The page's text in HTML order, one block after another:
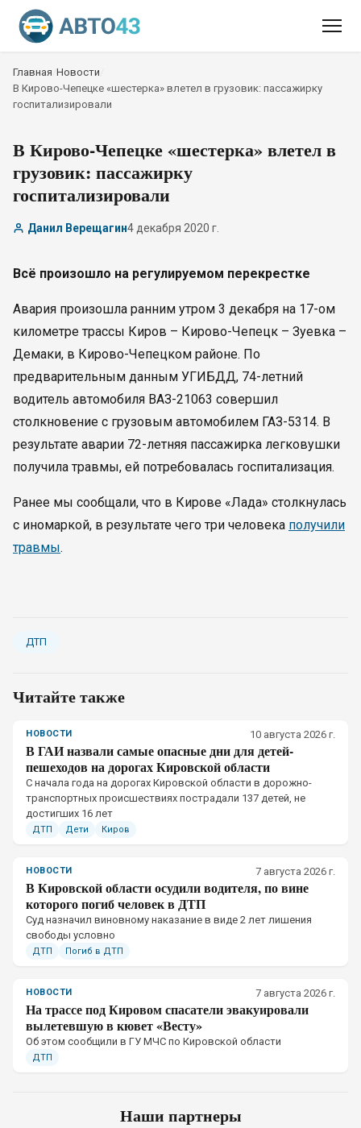
Главная Новости
В Кирово-Чепецке «шестерка» влетел в грузовик: пассажирку
госпитализировали
В Кирово-Чепецке «шестерка» влетел в
грузовик: пассажирку
госпитализировали
Данил Верещагин4 декабря 2020 г.
Всё произошло на регулируемом перекрестке
Авария произошла ранним утром 3 декабря на 17-ом
километре трассы Киров – Кирово-Чепецк – Зуевка –
Демаки, в Кирово-Чепецком районе. По
предварительным данным УГИБДД, 74-летний
водитель автомобиля ВАЗ-21063 совершил
столкновение с грузовым автомобилем ГАЗ-5314. В
результате аварии 72-летняя пассажирка легковушки
получила травмы, ей потребовалась госпитализация.
Ранее мы сообщали, что в Кирове «Лада» столкнулась
с иномаркой, в результате чего три человека получили
травмы.
ДТП
Читайте также
НОВОСТИ 10 августа 2026 г.
В ГАИ назвали самые опасные дни для детей-
пешеходов на дорогах Кировской области
С начала года на дорогах Кировской области в дорожно-
транспортных происшествиях пострадали 137 детей, не
достигших 16 лет
ДТП Дети Киров
НОВОСТИ 7 августа 2026 г.
В Кировской области осудили водителя, по вине
которого погиб человек в ДТП
Суд назначил виновному наказание в виде 2 лет лишения
свободы условно
ДТП Погиб в ДТП
НОВОСТИ 7 августа 2026 г.
На трассе под Кировом спасатели эвакуировали
вылетевшую в кювет «Весту»
Об этом сообщили в ГУ МЧС по Кировской области
ДТП
Наши партнеры